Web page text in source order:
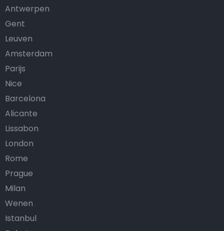
Antwerpen
Gent
Leuven
Amsterdam
Parijs
Nice
Barcelona
Alicante
Lissabon
London
Rome
Prague
Milan
Wenen
Istanbul